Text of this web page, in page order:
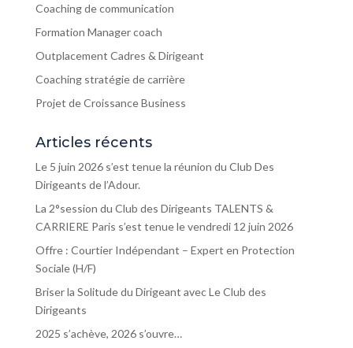
Coaching de communication
Formation Manager coach
Outplacement Cadres & Dirigeant
Coaching stratégie de carrière
Projet de Croissance Business
Articles récents
Le 5 juin 2026 s’est tenue la réunion du Club Des
Dirigeants de l’Adour.
La 2°session du Club des Dirigeants TALENTS &
CARRIERE Paris s’est tenue le vendredi 12 juin 2026
Offre : Courtier Indépendant – Expert en Protection
Sociale (H/F)
Briser la Solitude du Dirigeant avec Le Club des
Dirigeants
2025 s’achève, 2026 s’ouvre…